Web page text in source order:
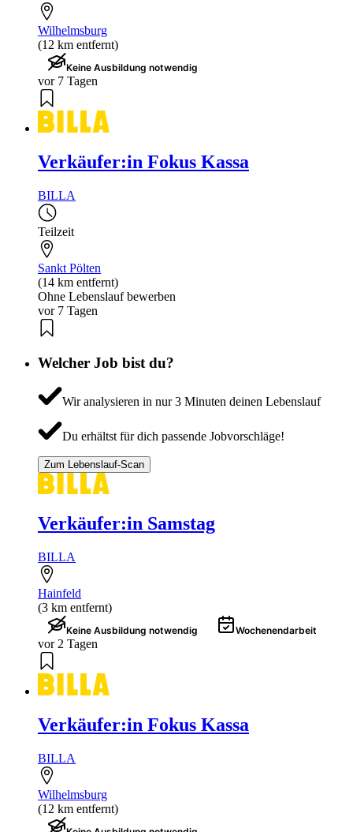
Wilhelmsburg
(12 km entfernt)
Keine Ausbildung notwendig
vor 7 Tagen
Verkäufer:in Fokus Kassa
BILLA
Teilzeit
Sankt Pölten
(14 km entfernt)
Ohne Lebenslauf bewerben
vor 7 Tagen
Welcher Job bist du?
Wir analysieren in nur 3 Minuten deinen Lebenslauf
Du erhältst für dich passende Jobvorschläge!
Zum Lebenslauf-Scan
Verkäufer:in Samstag
BILLA
Hainfeld
(3 km entfernt)
Keine Ausbildung notwendig Wochenendarbeit
vor 2 Tagen
Verkäufer:in Fokus Kassa
BILLA
Wilhelmsburg
(12 km entfernt)